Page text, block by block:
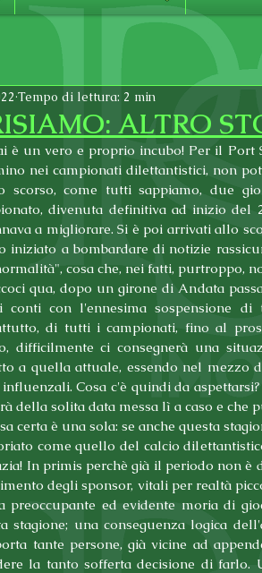
ALTRO
Tempo di lettura: 2 min
è un vero e proprio incubo! Per il Port
nei campionati dilettantistici, non
scorso, come tutti sappiamo, due
divenuta definitiva ad inizio del
a migliorare. Si è poi arrivati allo
iniziato a bombardare di notizie
cosa che, nei fatti, purtroppo,
qua, dopo un girone di Andata
conti con l'ennesima sospensione
di tutti i campionati, fino al
difficilmente ci consegnerà una
a quella attuale, essendo nel
Cosa c'è quindi da
della solita data messa lì a caso e che
certa è una sola: se anche questa
come quello del calcio
In primis perchè già il periodo non è
degli sponsor, vitali per realtà
preoccupante ed evidente moria di
stagione; una conseguenza logica
tante persone, già vicine ad
la tanto sofferta decisione di